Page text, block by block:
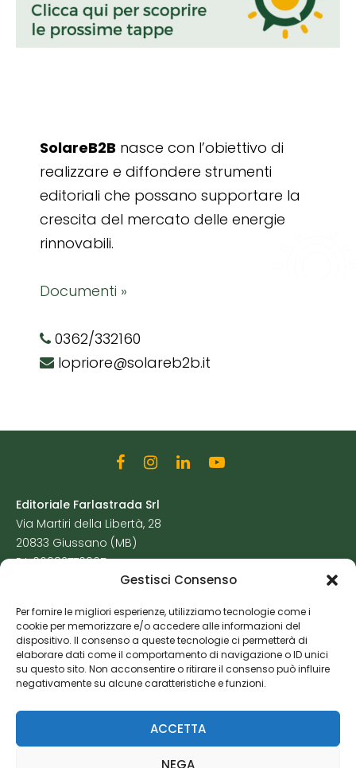
Gestisci Consenso
Per fornire le migliori esperienze, utilizziamo tecnologie come i
cookie per memorizzare e/o accedere alle informazioni del
dispositivo. Il consenso a queste tecnologie ci permetterà di
elaborare dati come il comportamento di navigazione o ID unici
su questo sito. Non acconsentire o ritirare il consenso può influire
negativamente su alcune caratteristiche e funzioni.
ACCETTA
NEGA
SolareB2B nasce con l’obiettivo di
realizzare e diffondere strumenti
editoriali che possano supportare la
crescita del mercato delle energie
rinnovabili.
Documenti »
0362/332160
lopriore@solareb2b.it
Editoriale Farlastrada Srl
Via Martiri della Libertà, 28
20833 Giussano (MB)
P.I. 06982770965
Cookie Policy
Risorse Aggiuntive